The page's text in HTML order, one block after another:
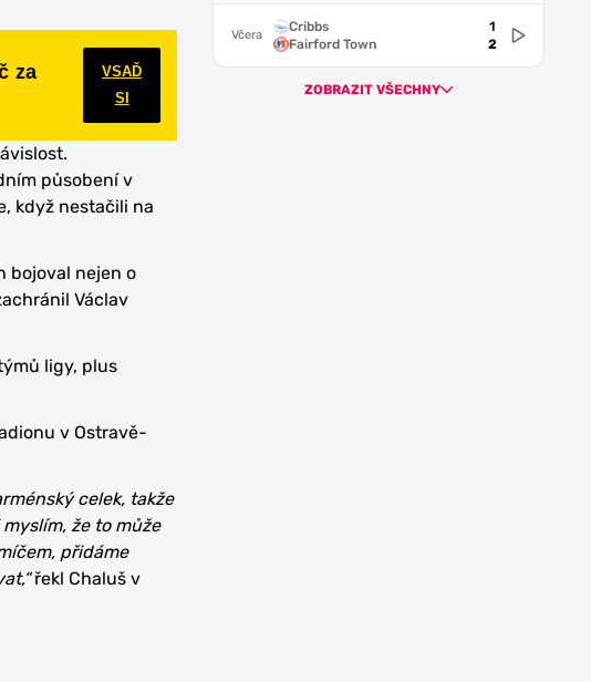
za
VSAĎ
SI
působení v
když nestačili na
bojoval nejen o
Václav
ligy, plus
v Ostravě-
celek, takže
že to může
přidáme
řekl Chaluš v
Včera
Cribbs
Fairford Town
1
2
ZOBRAZIT VŠECHNY